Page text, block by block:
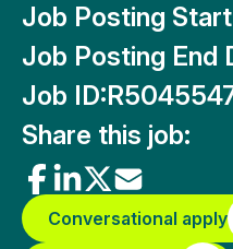
Job Posting
Job Posting End
Job ID:
Share this job:
Conversational apply